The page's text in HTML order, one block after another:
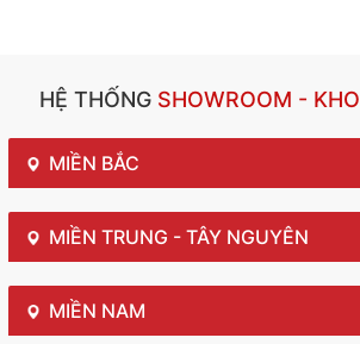
HỆ THỐNGSHOWROOM - KHO
MIỀN BẮC
MIỀN TRUNG - TÂY NGUYÊN
MIỀN NAM